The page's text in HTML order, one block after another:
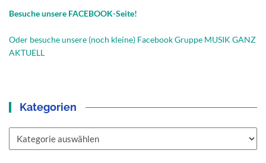
Besuche unsere FACEBOOK-Seite!
Oder besuche unsere (noch kleine) Facebook Gruppe MUSIK GANZ
AKTUELL
Kategorien